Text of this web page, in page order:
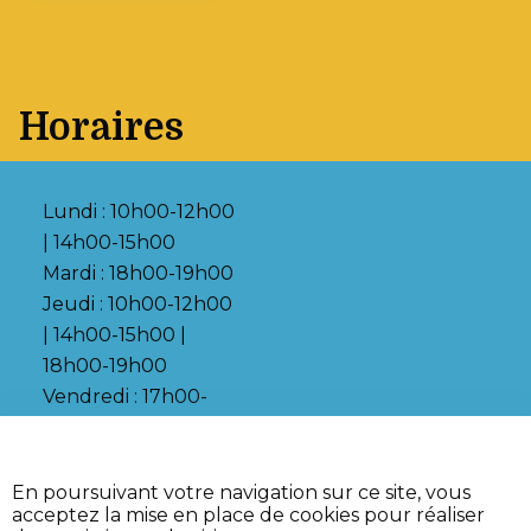
Horaires
Lundi : 10h00-12h00
| 14h00-15h00
Mardi : 18h00-19h00
Jeudi : 10h00-12h00
| 14h00-15h00 |
18h00-19h00
Vendredi : 17h00-
conforme)
En poursuivant votre navigation sur ce site, vous
acceptez la mise en place de cookies pour réaliser